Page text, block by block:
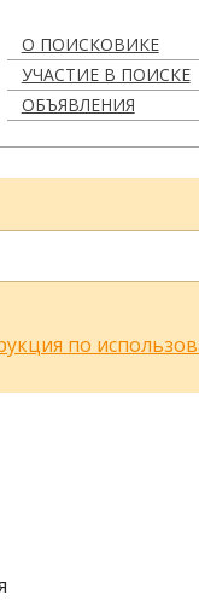
О ПОИСКОВИКЕ
УЧАСТИЕ В ПОИСКЕ
ОБЪЯВЛЕНИЯ
по